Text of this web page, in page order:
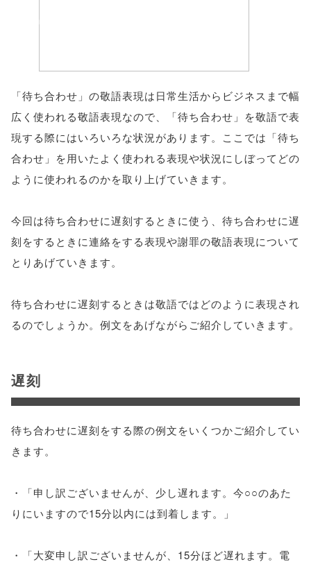
scrollbars=yes'
); return
false;"> シェア
「待ち合わせ」の敬語表現は日常生活からビジネスまで幅
広く使われる敬語表現なので、「待ち合わせ」を敬語で表
現する際にはいろいろな状況があります。ここでは「待ち
合わせ」を用いたよく使われる表現や状況にしぼってどの
ように使われるのかを取り上げていきます。
今回は待ち合わせに遅刻するときに使う、待ち合わせに遅
刻をするときに連絡をする表現や謝罪の敬語表現について
とりあげていきます。
待ち合わせに遅刻するときは敬語ではどのように表現され
るのでしょうか。例文をあげながらご紹介していきます。
遅刻
待ち合わせに遅刻をする際の例文をいくつかご紹介してい
きます。
・「申し訳ございませんが、少し遅れます。今○○のあた
りにいますので15分以内には到着します。」
・「大変申し訳ございませんが、15分ほど遅れます。電